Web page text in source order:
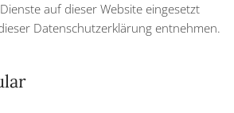
auf dieser Website eingesetzt
Datenschutzerklärung entnehmen.